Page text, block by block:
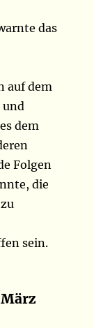
das
auf dem
und
dem
Folgen
die
sein.